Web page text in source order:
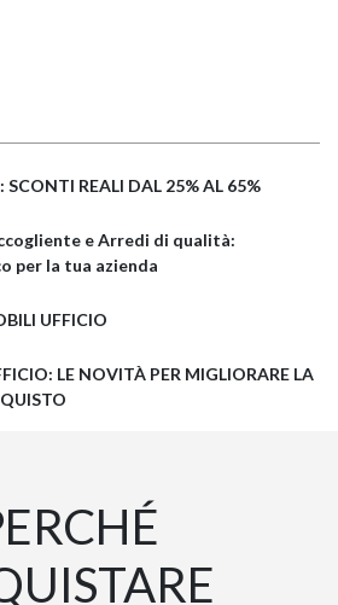
REALI DAL 25% AL 65%
e Arredi di qualità:
per la tua azienda
UFFICIO
LE NOVITÀ PER MIGLIORARE LA